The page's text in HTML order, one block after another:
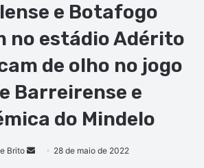
e Botafogo
no estádio Adérito
de olho no jogo
Barreirense e
do Mindelo
Brito
Mande28 de maio de 2022